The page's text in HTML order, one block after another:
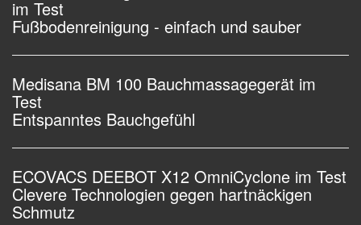
im Test
Fußbodenreinigung - einfach und sauber
Medisana BM 100 Bauchmassagegerät im
Test
Entspanntes Bauchgefühl
ECOVACS DEEBOT X12 OmniCyclone im Test
Clevere Technologien gegen hartnäckigen
Schmutz